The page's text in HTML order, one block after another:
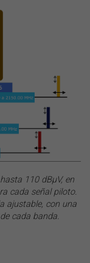
110 dBµV, en
cada señal piloto.
ajustable, con una
cada banda.